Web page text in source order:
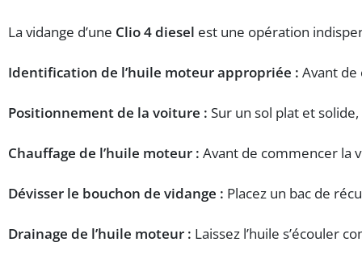
La vidange d’une Clio 4 diesel est une opération
Identification de l’huile moteur appropriée : Avant de
Positionnement de la voiture : Sur un sol plat et
Chauffage de l’huile moteur : Avant de commencer la
Dévisser le bouchon de vidange : Placez un bac de
Drainage de l’huile moteur : Laissez l’huile s’écouler